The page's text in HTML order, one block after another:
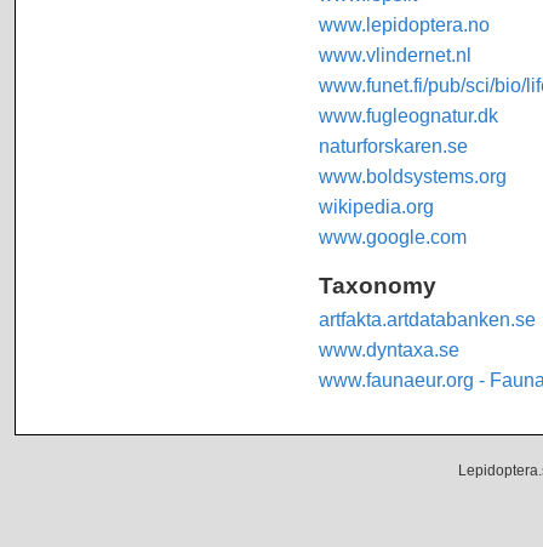
www.lepidoptera.no
www.vlindernet.nl
www.funet.fi/pub/sci/bio/
www.fugleognatur.dk
naturforskaren.se
www.boldsystems.org
wikipedia.org
www.google.com
Taxonomy
artfakta.artdatabanken.se
www.dyntaxa.se
www.faunaeur.org -